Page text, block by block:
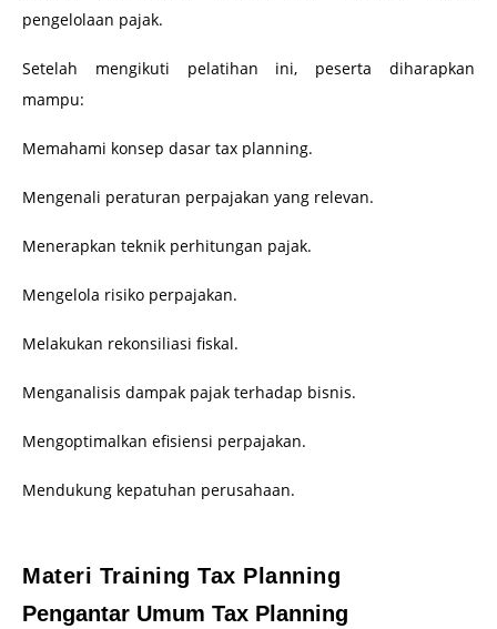
pengelolaan pajak.
Setelah mengikuti pelatihan ini, peserta diharapkan
mampu:
Memahami konsep dasar tax planning.
Mengenali peraturan perpajakan yang relevan.
Menerapkan teknik perhitungan pajak.
Mengelola risiko perpajakan.
Melakukan rekonsiliasi fiskal.
Menganalisis dampak pajak terhadap bisnis.
Mengoptimalkan efisiensi perpajakan.
Mendukung kepatuhan perusahaan.
Materi Training Tax Planning
Pengantar Umum Tax Planning